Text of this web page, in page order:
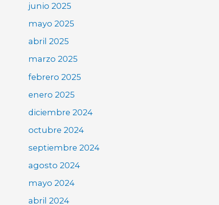
junio 2025
mayo 2025
abril 2025
marzo 2025
febrero 2025
enero 2025
diciembre 2024
octubre 2024
septiembre 2024
agosto 2024
mayo 2024
abril 2024